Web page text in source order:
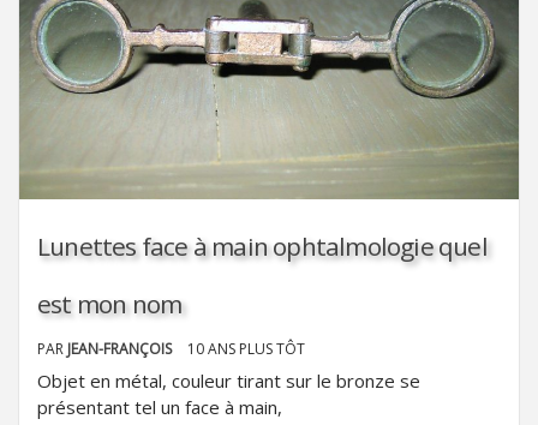
Lunettes face à main ophtalmologie quel
est mon nom
PAR JEAN-FRANÇOIS 10 ANS PLUS TÔT
Objet en métal, couleur tirant sur le bronze se
présentant tel un face à main,